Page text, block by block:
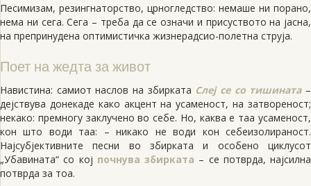
Песимизам, резингнаторство, црногледство: немаше ни порано,
нема ни сега. Сега – треба да се означи и присуството на јасна,
на препринудена оптимистичка жизнерадсио-полетна струја.
Поет на жедта за живот
Навистина: самиот наслов на збирката Слеј се со тишината–
дејствува донекаде како акцент на усаменост, на затвореност;
некако: премногу заклучено во себе. Но, каква е таа усаменост,
кон што води таа: – никако не води кон себеизолираност.
Најсубјективните песни во збирката и особено циклусот
„Убавината“ со кој почнува збирката – се потврда, најсилна
потврда за тоа.